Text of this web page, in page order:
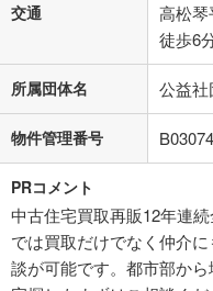
交通
高松
徒歩6
所属団体名 公益
物件管理番号
PRコメント
中古住宅買取再販12年連
では買取だけでなく仲介
談が可能です。都市部か